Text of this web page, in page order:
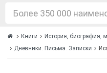
Книги История, биография,
Дневники. Письма. Записки